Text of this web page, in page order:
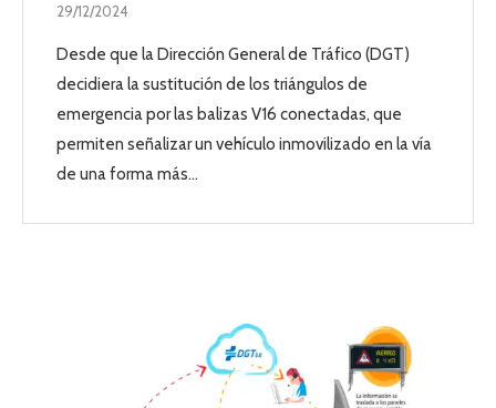
29/12/2024
Desde que la Dirección General de Tráfico (DGT)
decidiera la sustitución de los triángulos de
emergencia por las balizas V16 conectadas, que
permiten señalizar un vehículo inmovilizado en la vía
de una forma más…